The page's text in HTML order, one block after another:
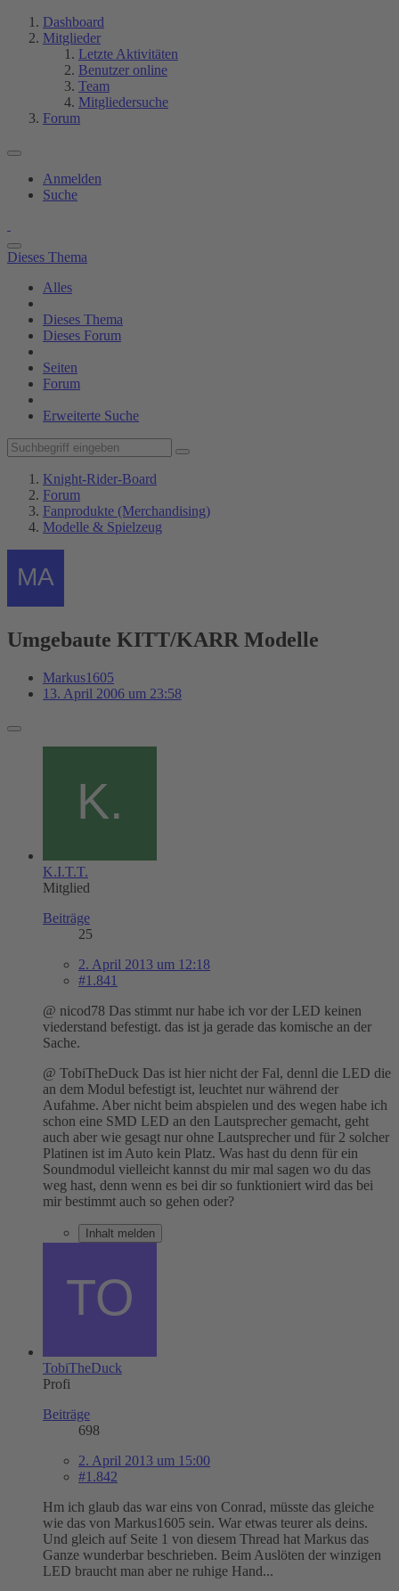
Dashboard
Mitglieder
Letzte Aktivitäten
Benutzer online
Team
Mitgliedersuche
Forum
Anmelden
Suche
Dieses Thema
Alles
Dieses Thema
Dieses Forum
Seiten
Forum
Erweiterte Suche
Knight-Rider-Board
Forum
Fanprodukte (Merchandising)
Modelle & Spielzeug
Umgebaute KITT/KARR Modelle
Markus1605
13. April 2006 um 23:58
K.I.T.T.
Mitglied
Beiträge
25
2. April 2013 um 12:18
#1.841
@ nicod78 Das stimmt nur habe ich vor der LED keinen
viederstand befestigt. das ist ja gerade das komische an der
Sache.
@ TobiTheDuck Das ist hier nicht der Fal, dennl die LED die
an dem Modul befestigt ist, leuchtet nur während der
Aufahme. Aber nicht beim abspielen und des wegen habe ich
schon eine SMD LED an den Lautsprecher gemacht, geht
auch aber wie gesagt nur ohne Lautsprecher und für 2 solcher
Platinen ist im Auto kein Platz. Was hast du denn für ein
Soundmodul vielleicht kannst du mir mal sagen wo du das
weg hast, denn wenn es bei dir so funktioniert wird das bei
mir bestimmt auch so gehen oder?
Inhalt melden
TobiTheDuck
Profi
Beiträge
698
2. April 2013 um 15:00
#1.842
Hm ich glaub das war eins von Conrad, müsste das gleiche
wie das von Markus1605 sein. War etwas teurer als deins.
Und gleich auf Seite 1 von diesem Thread hat Markus das
Ganze wunderbar beschrieben. Beim Auslöten der winzigen
LED braucht man aber ne ruhige Hand...